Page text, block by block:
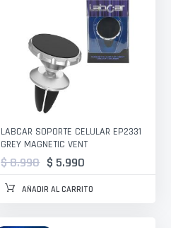
LABCAR SOPORTE CELULAR EP2331
GREY MAGNETIC VENT
$ 5.990
$ 8.990
AÑADIR AL CARRITO